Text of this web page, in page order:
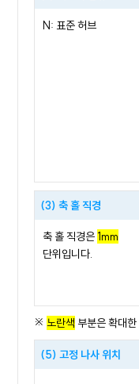
N: 표준 허브
(3) 축 홀 직경
축 홀 직경은 1mm
단위입니다.
※ 노란색 부분은 확대
(5) 고정 나사 위치